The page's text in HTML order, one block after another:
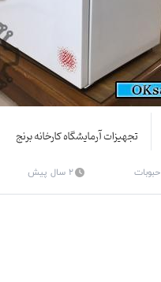
تجهیزات آرمایشگاه کارخانه برنج
حبوبات 2 سال پیش